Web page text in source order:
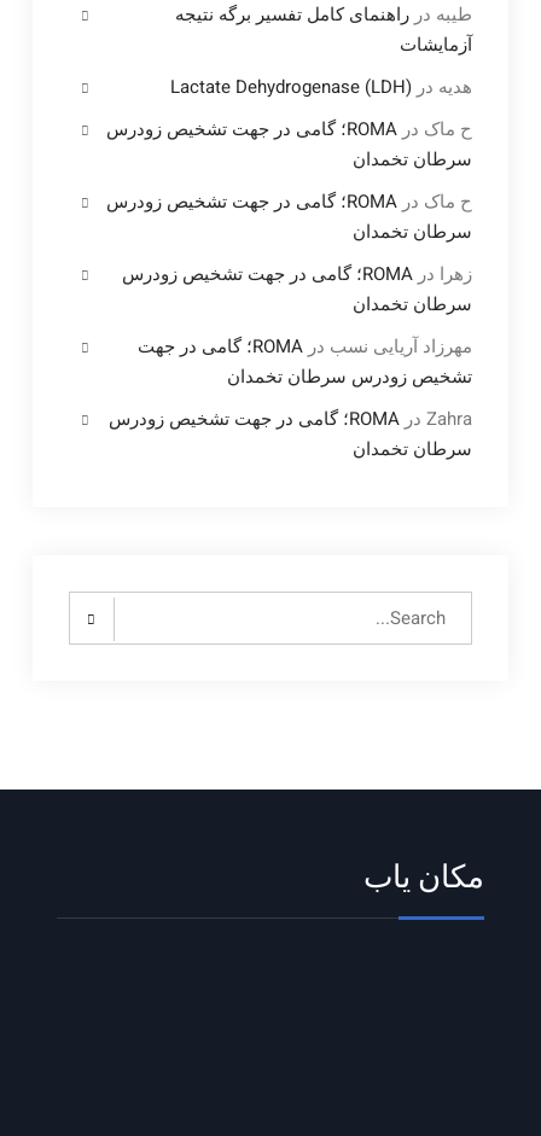
طیبه در راهنمای کامل تفسیر برگه نتیجه
آزمایشات
هدیه در Lactate Dehydrogenase (LDH)
ح ماک در
ROMA؛ گامی در جهت تشخیص زودرس
سرطان تخمدان
ح ماک در
ROMA؛ گامی در جهت تشخیص زودرس
سرطان تخمدان
زهرا در
ROMA؛ گامی در جهت تشخیص زودرس
سرطان تخمدان
مهرزاد آریایی نسب در
ROMA؛ گامی در جهت
تشخیص زودرس سرطان تخمدان
Zahraدر
ROMA؛ گامی در جهت تشخیص زودرس
سرطان تخمدان
Search
مکان یاب